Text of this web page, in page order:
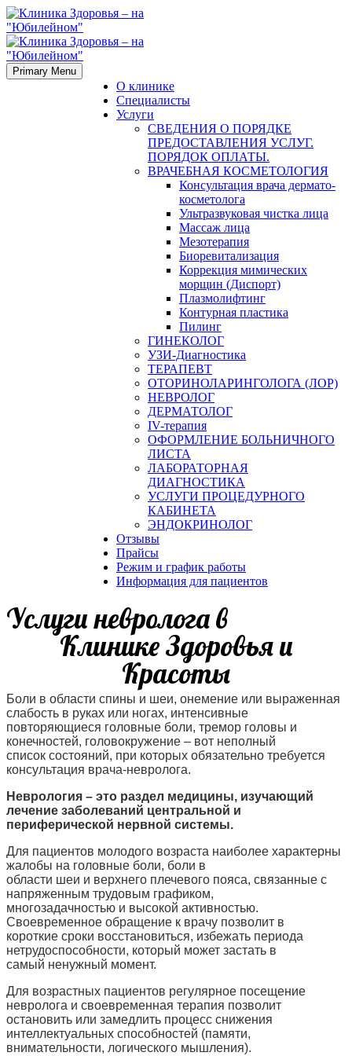
Primary Menu
О клинике
Специалисты
Услуги
СВЕДЕНИЯ О ПОРЯДКЕ
ПРЕДОСТАВЛЕНИЯ УСЛУГ.
ПОРЯДОК ОПЛАТЫ.
ВРАЧЕБНАЯ КОСМЕТОЛОГИЯ
Консультация врача дермато-
косметолога
Ультразвуковая чистка лица
Массаж лица
Мезотерапия
Биоревитализация
Коррекция мимических
морщин (Диспорт)
Плазмолифтинг
Контурная пластика
Пилинг
ГИНЕКОЛОГ
УЗИ-Диагностика
ТЕРАПЕВТ
ОТОРИНОЛАРИНГОЛОГА (ЛОР)
НЕВРОЛОГ
ДЕРМАТОЛОГ
IV-терапия
ОФОРМЛЕНИЕ БОЛЬНИЧНОГО
ЛИСТА
ЛАБОРАТОРНАЯ
ДИАГНОСТИКА
УСЛУГИ ПРОЦЕДУРНОГО
КАБИНЕТА
ЭНДОКРИНОЛОГ
Отзывы
Прайсы
Режим и график работы
Информация для пациентов
Услуги невролога в
Клинике Здоровья и
Красоты
Боли в области спины и шеи, онемение или выраженная
слабость в руках или ногах, интенсивные
повторяющиеся головные боли, тремор головы и
конечностей, головокружение – вот неполный
список состояний, при которых обязательно требуется
консультация врача-невролога.
Неврология – это раздел медицины, изучающий
лечение заболеваний центральной и
периферической нервной системы.
Для пациентов молодого возраста наиболее характерны
жалобы на головные боли, боли в
области шеи и верхнего плечевого пояса, связанные с
напряженным трудовым графиком,
многозадачностью и высокой активностью.
Своевременное обращение к врачу позволит в
короткие сроки восстановиться, избежать периода
нетрудоспособности, который может застать в
самый ненужный момент.
Для возрастных пациентов регулярное посещение
невролога и своевременная терапия позволит
остановить или замедлить процесс снижения
интеллектуальных способностей (памяти,
внимательности, логического мышления).